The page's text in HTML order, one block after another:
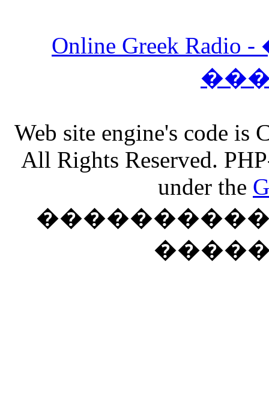
Online Greek
Web site engine's code
All Rights Reserved.
under the
����������